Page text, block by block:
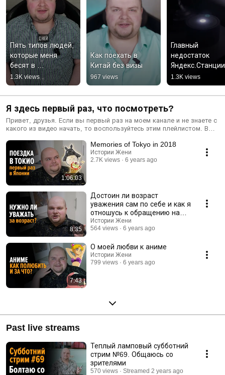
Пять типов людей,
которые меня
бесят в
общественном
транспорте
1.3K views
Как поехать в
Китай без визы
967 views
Главный
недостаток
1.3K views
Я здесь первый раз, что посмотреть?
Привет, друзья. Если вы первый раз на моем канале и не знаете с
какого из видео начать, то воспользуйтесь этим плейлистом. В
вам не пришлось самим долго и мучительно выбирать.
1:06:03
Memories of Tokyo in 2018
Истории Жени
2.7K views
6 years ago
8:35
Достоин ли возраст
уважения сам по себе и как я
отношусь к обращению на
"вы"
Истории Жени
564 views
6 years ago
7:43
О моей любви к аниме
Истории Жени
799 views
6 years ago
Past live streams
Теплый ламповый субботний
стрим №69. Общаюсь со
зрителями
570 views Streamed 2 years ago